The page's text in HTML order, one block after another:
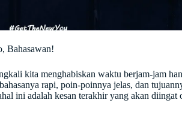
Bahasawan!
kita menghabiskan waktu berjam-jam
rapi, poin-poinnya jelas, dan
ini adalah kesan terakhir yang akan diingat